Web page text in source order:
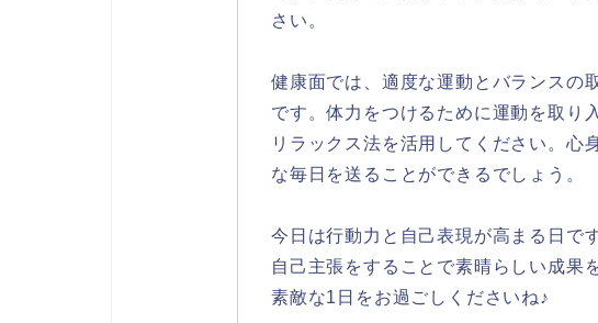
さい。
健康面では、適度な運動とバランスの
です。体力をつけるために運動を取り
リラックス法を活用してください。心
な毎日を送ることができるでしょう。
今日は行動力と自己表現が高まる日で
自己主張をすることで素晴らしい成果
素敵な1日をお過ごしくださいね♪